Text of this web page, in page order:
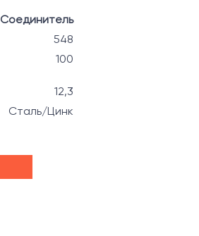
Соединитель
548
100
12,3
Сталь/Цинк